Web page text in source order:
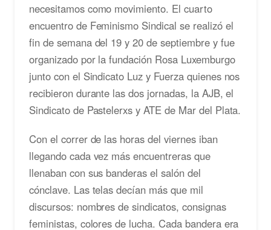
necesitamos como movimiento. El cuarto
encuentro de Feminismo Sindical se realizó el
fin de semana del 19 y 20 de septiembre y fue
organizado por la fundación Rosa Luxemburgo
junto con el Sindicato Luz y Fuerza quienes nos
recibieron durante las dos jornadas, la AJB, el
Sindicato de Pastelerxs y ATE de Mar del Plata.
Con el correr de las horas del viernes iban
llegando cada vez más encuentreras que
llenaban con sus banderas el salón del
cónclave. Las telas decían más que mil
discursos: nombres de sindicatos, consignas
feministas, colores de lucha. Cada bandera era